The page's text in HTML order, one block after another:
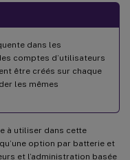
dans les
comptes d’utilisateurs
être créés sur chaque
les mêmes
à utiliser dans cette
option par batterie et
et l’administration basée